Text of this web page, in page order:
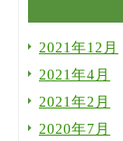
2021年12月
2021年4月
2021年2月
2020年7月